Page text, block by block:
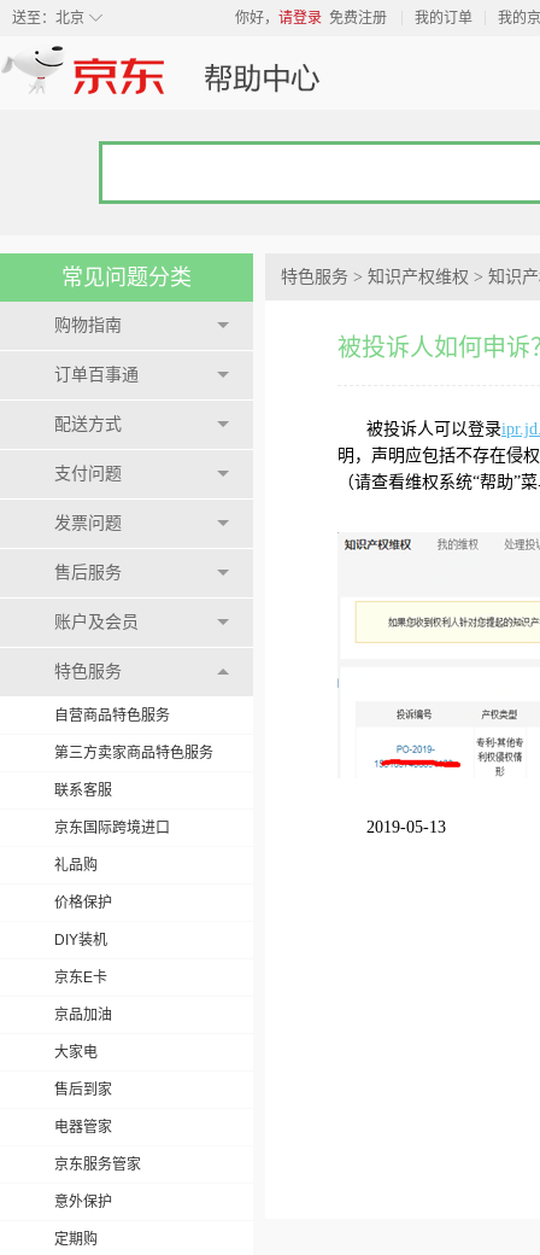
◇
送至： 北京 你好， 请登录 免费注册 我的订单 我的
常见问题分类
购物指南
订单百事通
配送方式
支付问题
发票问题
售后服务
账户及会员
特色服务
自营商品特色服务
第三方卖家商品特色服务
联系客服
京东国际跨境进口
礼品购
价格保护
DIY装机
京东E卡
京品加油
大家电
售后到家
电器管家
京东服务管家
意外保护
定期购
特色服务 > 知识产权维权 > 知识
被投诉人如何申诉
被投诉人可以登录
明，声明应包括不存在侵
（请查看维权系统“帮助”
2019-05-13